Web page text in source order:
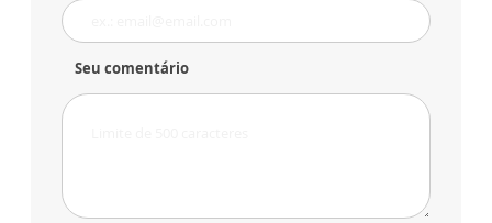
Seu comentário